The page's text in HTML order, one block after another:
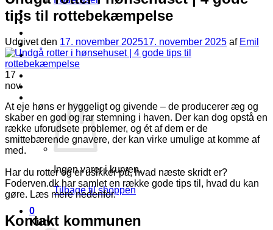
Hygiejne
Skadedyr
Økologi
Tilbud
Ingen varer i kurven.
Tilbage til shoppen
0
Kurv
tips til rottebekæmpelse
Udgivet den 17. november 202517. november 2025 af Emil
17
nov
At eje høns er hyggeligt og givende – de producerer æg og
skaber en god og rar stemning i haven. Der kan dog opstå en
række uforudsete problemer, og ét af dem er de
smittebærende gnavere, der kan virke umulige at komme af
med.
Har du rotter og er usikker på, hvad næste skridt er?
Foderven.dk har samlet en række gode tips til, hvad du kan
gøre. Læs mere nedenfor.
Kontakt kommunen